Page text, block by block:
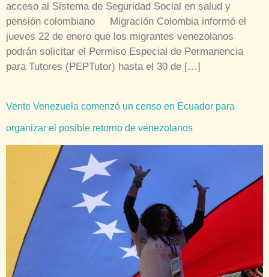
acceso al Sistema de Seguridad Social en salud y
pensión colombiano Migración Colombia informó el
jueves 22 de enero que los migrantes venezolanos
podrán solicitar el Permiso Especial de Permanencia
para Tutores (PEPTutor) hasta el 30 de […]
Vente Venezuela comenzó un censo en Ecuador para
organizar el posible retorno de venezolanos